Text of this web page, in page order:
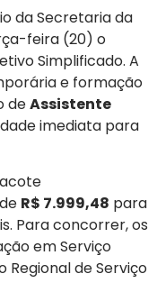
da Secretaria da
feira (20) o
Simplificado. A
e formação
deAssistente
imediata para
R$ 7.999,48 para
Para concorrer, os
em Serviço
Regional de Serviço